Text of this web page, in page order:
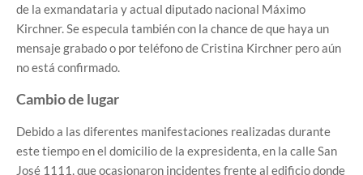
de la exmandataria y actual diputado nacional Máximo
Kirchner. Se especula también con la chance de que haya un
mensaje grabado o por teléfono de Cristina Kirchner pero aún
no está confirmado.
Cambio de lugar
Debido a las diferentes manifestaciones realizadas durante
este tiempo en el domicilio de la expresidenta, en la calle San
José 1111, que ocasionaron incidentes frente al edificio donde